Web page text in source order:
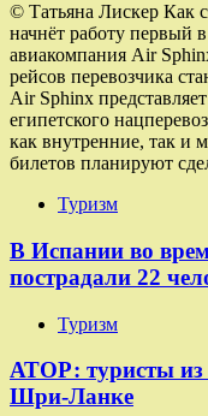
© Татьяна Лискер Как
начнёт работу первый
авиакомпания Air
рейсов перевозчика
Air Sphinx
египетского
как внутренние, так и
билетов планируют
Туризм
В Испании во
пострадали 22
Туризм
АТОР: туристы
Шри-Ланке